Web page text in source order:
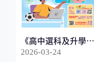
《高中選科及升學指
南2026》
2026-03-24